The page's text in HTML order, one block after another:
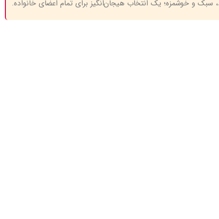
سبک و خوشمزه؛ یک انتخاب هیجان‌انگیز برای تمام اعضای خانواده.